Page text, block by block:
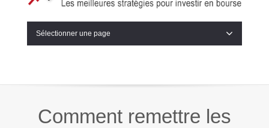
Sélectionner une page
Comment remettre les